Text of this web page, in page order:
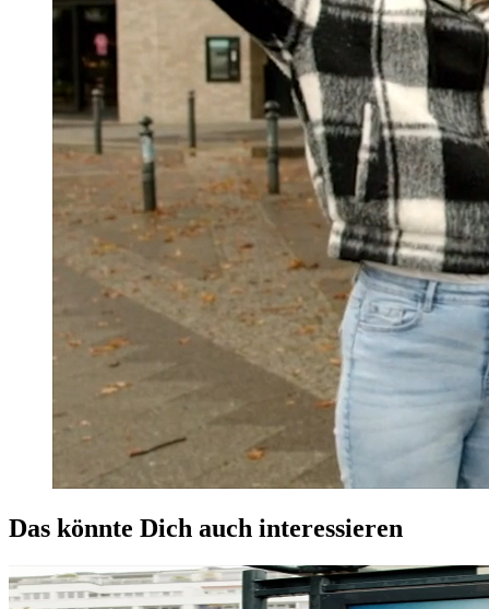
Das könnte Dich auch interessieren